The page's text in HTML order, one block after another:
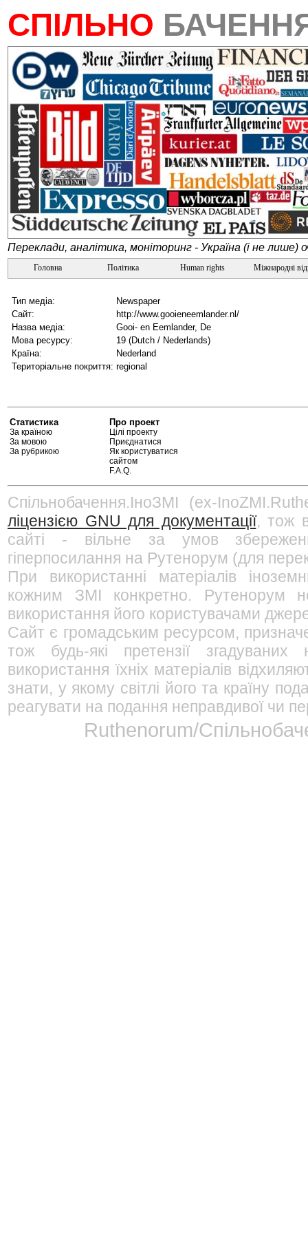
СПІЛЬНО
Переклади, аналітика, моніторинг - Україна (і не лише)
Головна Політика Human rights Міжнародні
Тип медіа:
Newspaper
Сайт:
http://www.gooieneemlander.nl/
Назва медіа:
Gooi- en Eemlander, De
Мова ресурсу:
19 (Dutch / Nederlands)
Країна:
Nederland
Територіальне покриття: regional
Статистика
За країною
За мовою
За рубрикою
Про проект
Цілі проекту
Приєднатися
Як користуватися
сайтом
F.A.Q.
Спільнобачення.ІноЗМІ (ex-
ліцензією GNU для документації, тож
сайті - вільне за умов
гіперпосилання на Рутенорум (для
При використанні матеріалів
кожним ЗМІ конкретно. Рутенорум
використання його користувачами
Сайт є громадським ресурсом,
тож будь-які претензії
використання їхніх матеріалів
знати, у якому світлі його та країну
реагувати на подання неправдивої чи
Ruthenorum/